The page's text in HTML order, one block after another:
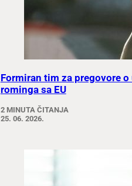
Formiran tim za pregovore
rominga sa EU
2 MINUTA ČITANJA
25. 06. 2026.